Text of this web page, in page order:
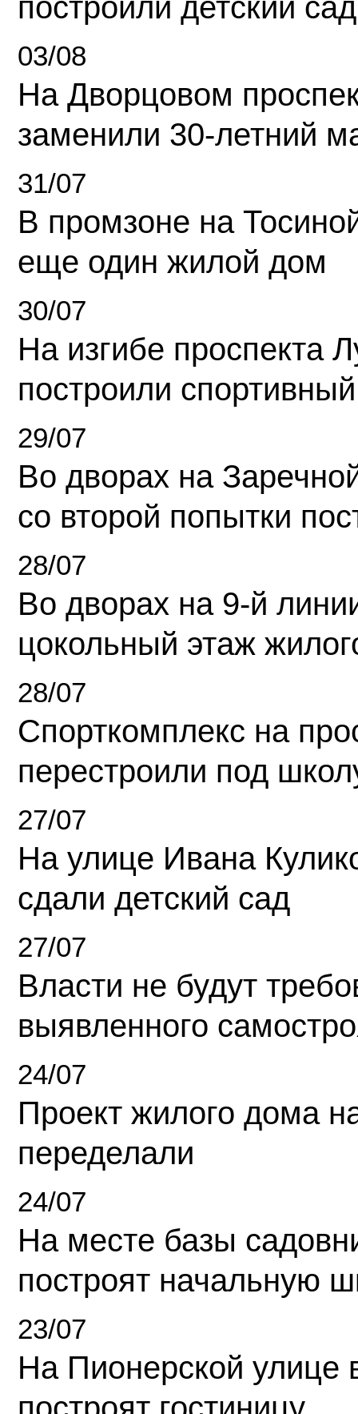
построили детский сад
03/08
На Дворцовом
заменили 30-летний
31/07
В промзоне на
еще один жилой дом
30/07
На изгибе проспекта
построили
29/07
Во дворах на
со второй попытки
28/07
Во дворах на 9-й
цокольный этаж
28/07
Спорткомплекс на
перестроили под
27/07
На улице Ивана
сдали детский сад
27/07
Власти не будут
выявленного
24/07
Проект жилого дома
переделали
24/07
На месте базы
построят начальную
23/07
На Пионерской улице